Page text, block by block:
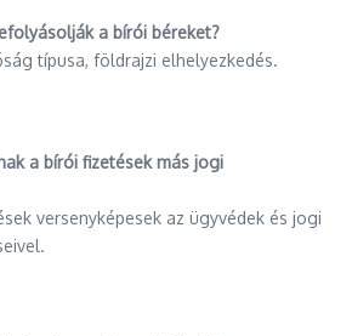
a bírói béreket?
típusa, földrajzi elhelyezkedés.
a bírói fizetések más jogi
versenyképesek az ügyvédek és jogi